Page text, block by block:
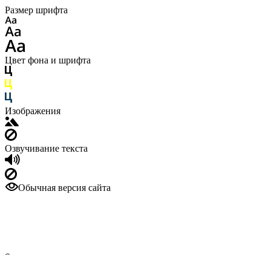
Размер шрифта
Цвет фона и шрифта
Изображения
Озвучивание текста
Обычная версия сайта